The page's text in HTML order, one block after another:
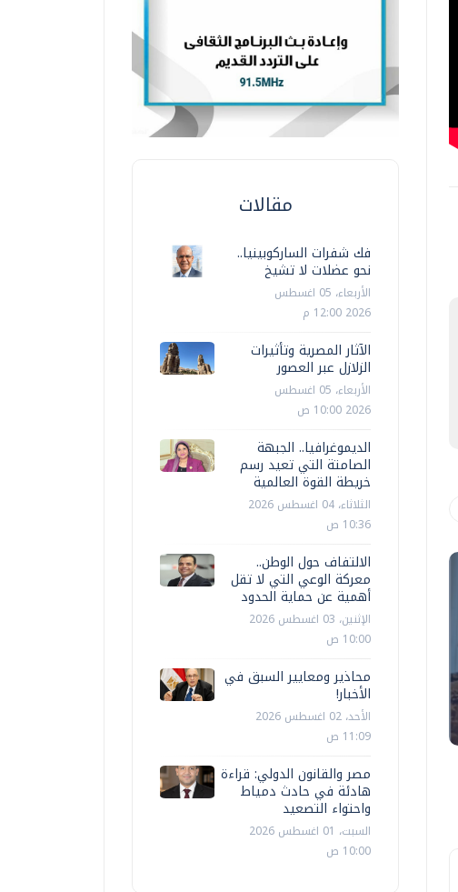
التليفزيون
أستاذ دراسات إيرانية: زيارة نتنياهو
لواشنطن تأتي في توقيت حرج
سلوى رشاد الأربعاء، 29 يوليو 2026 01:14 ص
مقالات
فك شفرات الساركوبينيا..
نحو عضلات لا تشيخ
الأربعاء، 05 اغسطس
2026 12:00 م
الآثار المصرية وتأثيرات
الزلازل عبر العصور
الأربعاء، 05 اغسطس
2026 10:00 ص
الديموغرافيا.. الجبهة
الصامتة التي تعيد رسم
خريطة القوة العالمية
الثلاثاء، 04 اغسطس 2026
10:36 ص
الالتفاف حول الوطن..
معركة الوعي التي لا تقل
أهمية عن حماية الحدود
الإثنين، 03 اغسطس 2026
10:00 ص
محاذير ومعايير السبق في
الأخبار!
الأحد، 02 اغسطس 2026
11:09 ص
مصر والقانون الدولي: قراءة
هادئة في حادث دمياط
واحتواء التصعيد
السبت، 01 اغسطس 2026
10:00 ص